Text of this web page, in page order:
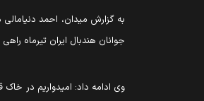
به گزارش میدان، احمد
جوانان هندبال ایران تیرماه